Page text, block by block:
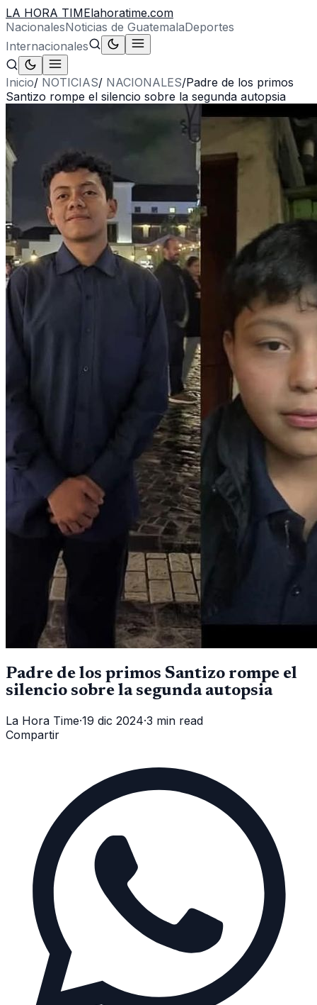
LA HORA TIMElahoratime.com
NacionalesNoticias de GuatemalaDeportes
Internacionales
Inicio/ NOTICIAS/ NACIONALES/Padre de los primos
Santizo rompe el silencio sobre la segunda autopsia
Padre de los primos Santizo rompe el
silencio sobre la segunda autopsia
La Hora Time·19 dic 2024·3 min read
Compartir